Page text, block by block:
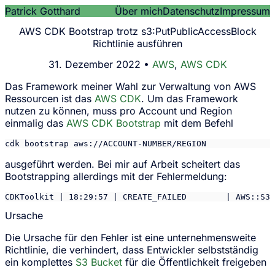
Patrick Gotthard Über michDatenschutzImpressum
AWS CDK Bootstrap trotz s3:PutPublicAccessBlock
Richtlinie ausführen
31. Dezember 2022 • AWS, AWS CDK
Das Framework meiner Wahl zur Verwaltung von AWS
Ressourcen ist das AWS CDK. Um das Framework
nutzen zu können, muss pro Account und Region
einmalig das AWS CDK Bootstrap mit dem Befehl
cdk bootstrap aws://ACCOUNT-NUMBER/REGION
ausgeführt werden. Bei mir auf Arbeit scheitert das
Bootstrapping allerdings mit der Fehlermeldung:
CDKToolkit | 18:29:57 | CREATE_FAILED        |
Ursache
Die Ursache für den Fehler ist eine unternehmensweite
Richtlinie, die verhindert, dass Entwickler selbstständig
ein komplettes S3 Bucket für die Öffentlichkeit freigeben